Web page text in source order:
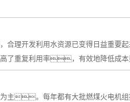
理开发利用水资源已变得日益重
了重复利用率，有效地降低
主。每年都有大批燃煤火电机